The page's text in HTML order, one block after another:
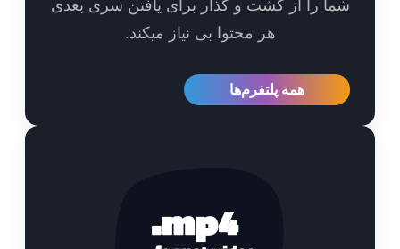
را از گشت و گذار برای یافتن سری بعدی
هر محتوا بی نیاز میکند.
همه پلتفرم‌ها